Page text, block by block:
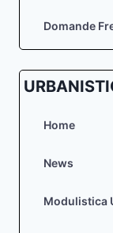
Domande
Home
News
Modulistica